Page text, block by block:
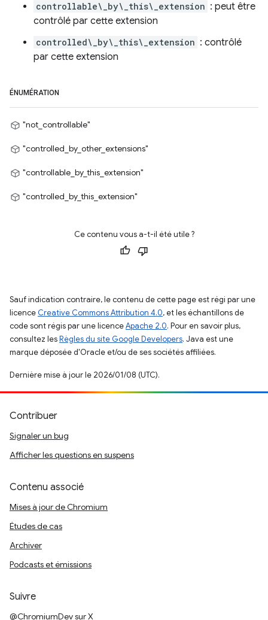
controllable\_by\_this\_extension : peut être
contrôlé par cette extension
controlled\_by\_this\_extension : contrôlé
par cette extension
ÉNUMÉRATION
"not_controllable"
"controlled_by_other_extensions"
"controllable_by_this_extension"
"controlled_by_this_extension"
Ce contenu vous a-t-il été utile ?
Sauf indication contraire, le contenu de cette page est régi par une
licence Creative Commons Attribution 4.0, et les échantillons de
code sont régis par une licenceApache 2.0. Pour en savoir plus,
consultez lesRègles du site Google Developers. Java est une
marque déposée d'Oracle et/ou de ses sociétés affiliées.
Dernière mise à jour le 2026/01/08 (UTC).
Contribuer
Signaler un bug
Afficher les questions en suspens
Contenu associé
Mises à jour de Chromium
Études de cas
Archiver
Podcasts et émissions
Suivre
@ChromiumDev sur X